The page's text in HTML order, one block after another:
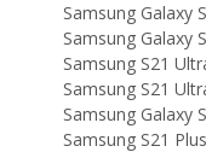
Samsung Galaxy
Samsung Galaxy
Samsung S21
Samsung S21
Samsung Galaxy
Samsung S21